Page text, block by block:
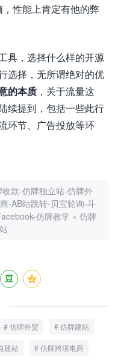
性能上肯定有他的弊
具，选择什么样的开源
选择，无所谓绝对的优
的本质 ，关于流量这
续提到，包括一些此行
环节、广告投放等环
款-仿牌独立站-仿牌外
-AB站跳转-贝宝轮询-斗
仿牌教学 » 仿牌
仿牌外贸 仿牌建站
建站 仿牌跨境电商